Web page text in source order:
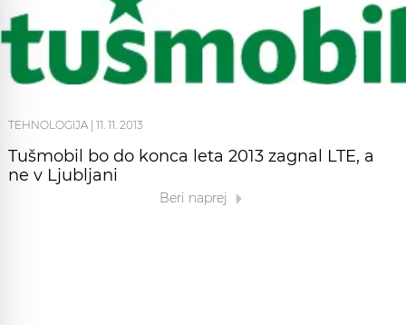
TEHNOLOGIJA 11. 11. 2013
Tušmobil bo do konca leta 2013 zagnal LTE, a
ne v Ljubljani
Beri naprej